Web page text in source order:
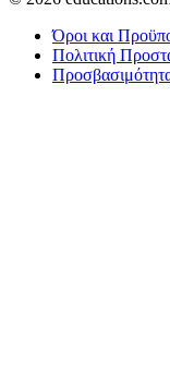
Όροι και
Πολιτική